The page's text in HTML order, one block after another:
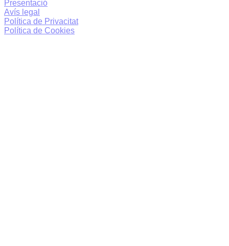
Presentació
Avís legal
Política de Privacitat
Política de Cookies